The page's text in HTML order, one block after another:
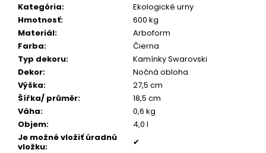
Kategória:
Ekologické urny
Hmotnosť:
600 kg
Materiál:
Arboform
Farba:
Čierna
Typ dekoru:
Kamínky Swarovski
Dekor:
Nočná obloha
Výška:
27,5 cm
Šířka/ průměr:
18,5 cm
Váha:
0,6 kg
Objem:
4,0 l
Je možné vložiť úradnú
vložku:
✔
ú
č
a
m
e
BIOURNA
10
€147